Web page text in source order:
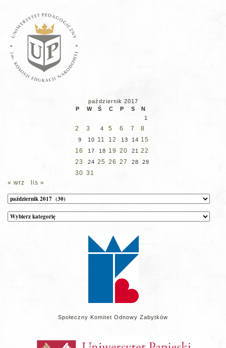
październik 2017
P
W Ś C P S
N
1
2 3 4 5 6 7 8
9 10 11 12 13 14 15
16
17 18 19 20 21 22
23
24 25 26 27 28 29
30 31
« wrz
lis »
Archiwum
Kategorie
wpisów
Społeczny Komitet Odnowy Zabytków